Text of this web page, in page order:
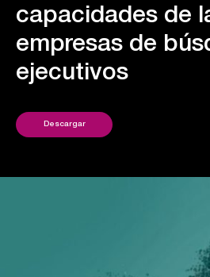
capacidades de
empresas de
ejecutivos
Descargar